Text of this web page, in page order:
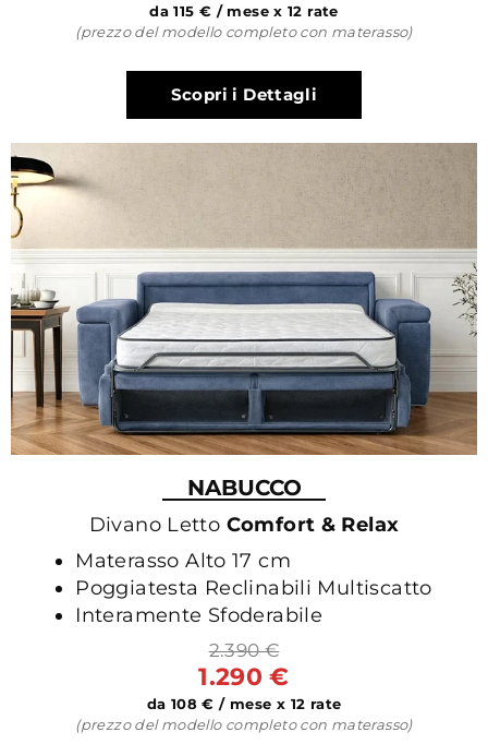
da 115 € / mese x 12 rate
(prezzo del modello completo con materasso)
Scopri i Dettagli
NABUCCO
Divano Letto Comfort & Relax
Materasso Alto 17 cm
Poggiatesta Reclinabili Multiscatto
Interamente Sfoderabile
2.390 €
1.290 €
da 108 € / mese x 12 rate
(prezzo del modello completo con materasso)